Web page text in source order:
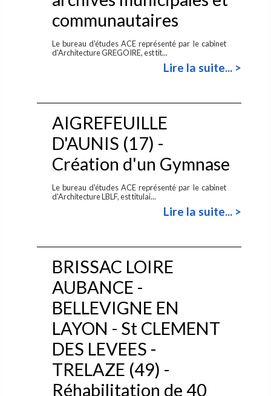
communautaires
Le bureau d'études ACE représenté par le cabinet
d'Architecture GREGOIRE, est tit...
Lire la suite... >
AIGREFEUILLE
D'AUNIS (17) -
Création d'un Gymnase
Le bureau d'études ACE représenté par le cabinet
d'Architecture LBLF, est titulai...
Lire la suite... >
BRISSAC LOIRE
AUBANCE -
BELLEVIGNE EN
LAYON - St CLEMENT
DES LEVEES -
TRELAZE (49) -
Réhabilitation de 40